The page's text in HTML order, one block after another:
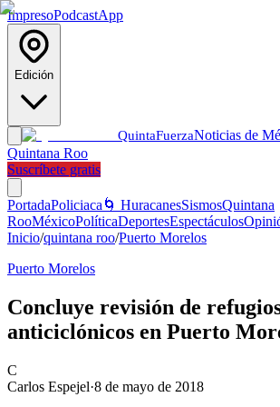
ImpresoPodcastApp
Edición
QuintaFuerzaNoticias de
Quintana Roo
Suscríbete gratis
PortadaPoliciaca 🌀 HuracanesSismosQuintana
RooMéxicoPolíticaDeportesEspectáculos
Inicio/quintana roo/Puerto Morelos
Puerto Morelos
Concluye revisión de
anticiclónicos en Puerto
C
Carlos Espejel·8 de mayo de 2018